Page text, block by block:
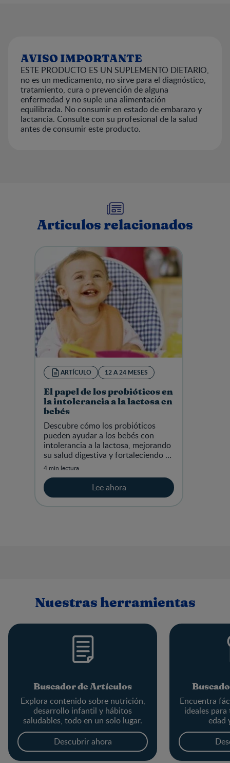
AVISO IMPORTANTE
ESTE PRODUCTO ES UN SUPLEMENTO DIETARIO,
no es un medicamento, no sirve para el diagnóstico,
tratamiento, cura o prevención de alguna
enfermedad y no suple una alimentación
equilibrada. No consumir en estado de embarazo y
lactancia. Consulte con su profesional de la salud
antes de consumir este producto.
Articulos relacionados
ARTÍCULO 12 A 24 MESES
El papel de los probióticos en
la intolerancia a la lactosa en
bebés
Descubre cómo los probióticos
pueden ayudar a los bebés con
intolerancia a la lactosa, mejorando
su salud digestiva y fortaleciendo su
sistema inmunológico.
4 min lectura
Lee ahora
Nuestras herramientas
Buscador de Artículos
Explora contenido sobre nutrición,
desarrollo infantil y hábitos
saludables, todo en un solo lugar.
Descubrir ahora
Encuentra
ideales
edad